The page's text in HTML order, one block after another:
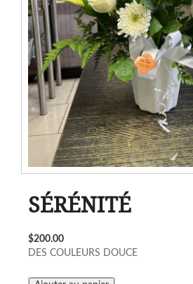
SÉRÉNITÉ
$200.00
DES COULEURS DOUCE